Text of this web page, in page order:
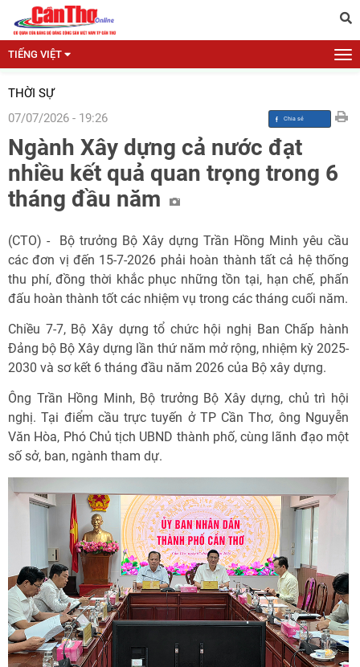
TIẾNG VIỆT
THỜI SỰ
07/07/2026 - 19:26
Ngành Xây dựng cả nước đạt
nhiều kết quả quan trọng trong 6
tháng đầu năm
(CTO) - Bộ trưởng Bộ Xây dựng Trần Hồng Minh yêu cầu
các đơn vị đến 15-7-2026 phải hoàn thành tất cả hệ thống
thu phí, đồng thời khắc phục những tồn tại, hạn chế, phấn
đấu hoàn thành tốt các nhiệm vụ trong các tháng cuối năm.
Chiều 7-7, Bộ Xây dựng tổ chức hội nghị Ban Chấp hành
Đảng bộ Bộ Xây dựng lần thứ năm mở rộng, nhiệm kỳ 2025-
2030 và sơ kết 6 tháng đầu năm 2026 của Bộ xây dựng.
Ông Trần Hồng Minh, Bộ trưởng Bộ Xây dựng, chủ trì hội
nghị. Tại điểm cầu trực tuyến ở TP Cần Thơ, ông Nguyễn
Văn Hòa, Phó Chủ tịch UBND thành phố, cùng lãnh đạo một
số sở, ban, ngành tham dự.